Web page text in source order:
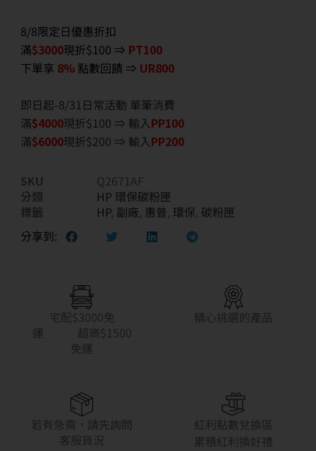
8/8限定日優惠折扣
滿$3000現折$100 ⇒ PT100
下單享 8% 點數回饋 ⇒ UR800
即日起-8/31日常活動 單筆消費
滿$4000現折$100 ⇒ 輸入PP100
滿$6000現折$200 ⇒ 輸入PP200
SKU
Q2671AF
分類
HP 環保碳粉匣
標籤
HP, 副廠, 惠普, 環保, 碳粉匣
分享到:
宅配$3000免
運 超商$1500
免運
精心挑選的產品
若有急需，請先詢問
客服貨況
紅利點數兌換區
累積紅利換好禮